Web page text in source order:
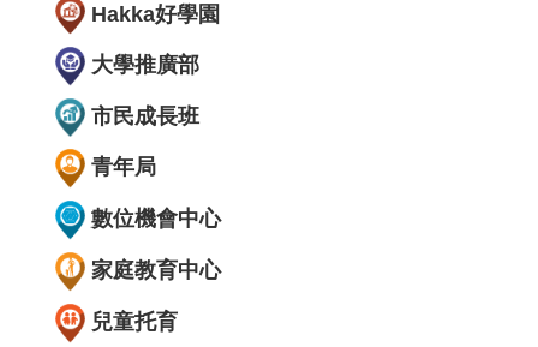
Hakka好學園
大學推廣部
市民成長班
青年局
數位機會中心
家庭教育中心
兒童托育